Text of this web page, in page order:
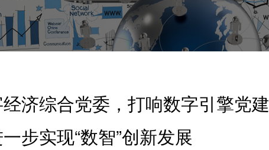
济综合党委，打响数字引擎党建
步实现“数智”创新发展